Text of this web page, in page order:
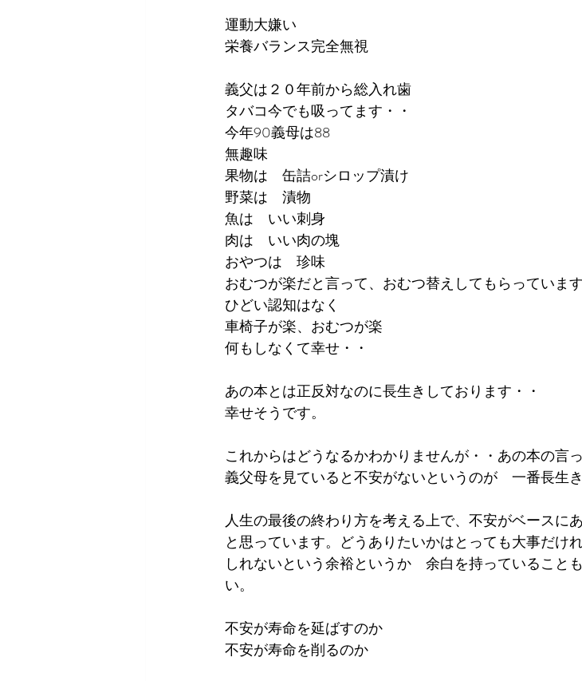
運動大嫌い
栄養バランス完全無視
義父は２０年前から総入れ歯
タバコ今でも吸ってます・・
今年90義母は88
無趣味
果物は　缶詰orシロップ漬け
野菜は　漬物
魚は　いい刺身
肉は　いい肉の塊
おやつは　珍味
おむつが楽だと言って、おむつ替えしてもらっていま
ひどい認知はなく
車椅子が楽、おむつが楽
何もしなくて幸せ・・
あの本とは正反対なのに長生きしております・・
幸せそうです。
これからはどうなるかわかりませんが・・あの本の言
義父母を見ていると不安がないというのが　一番長生
人生の最後の終わり方を考える上で、不安がベースに
と思っています。どうありたいかはとっても大事だけ
しれないという余裕というか　余白を持っていること
い。
不安が寿命を延ばすのか
不安が寿命を削るのか